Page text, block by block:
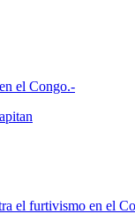
el Congo.-
el furtivismo en el